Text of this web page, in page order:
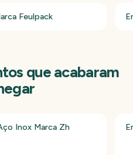
Feulpack
que acabaram
Inox Marca Zh